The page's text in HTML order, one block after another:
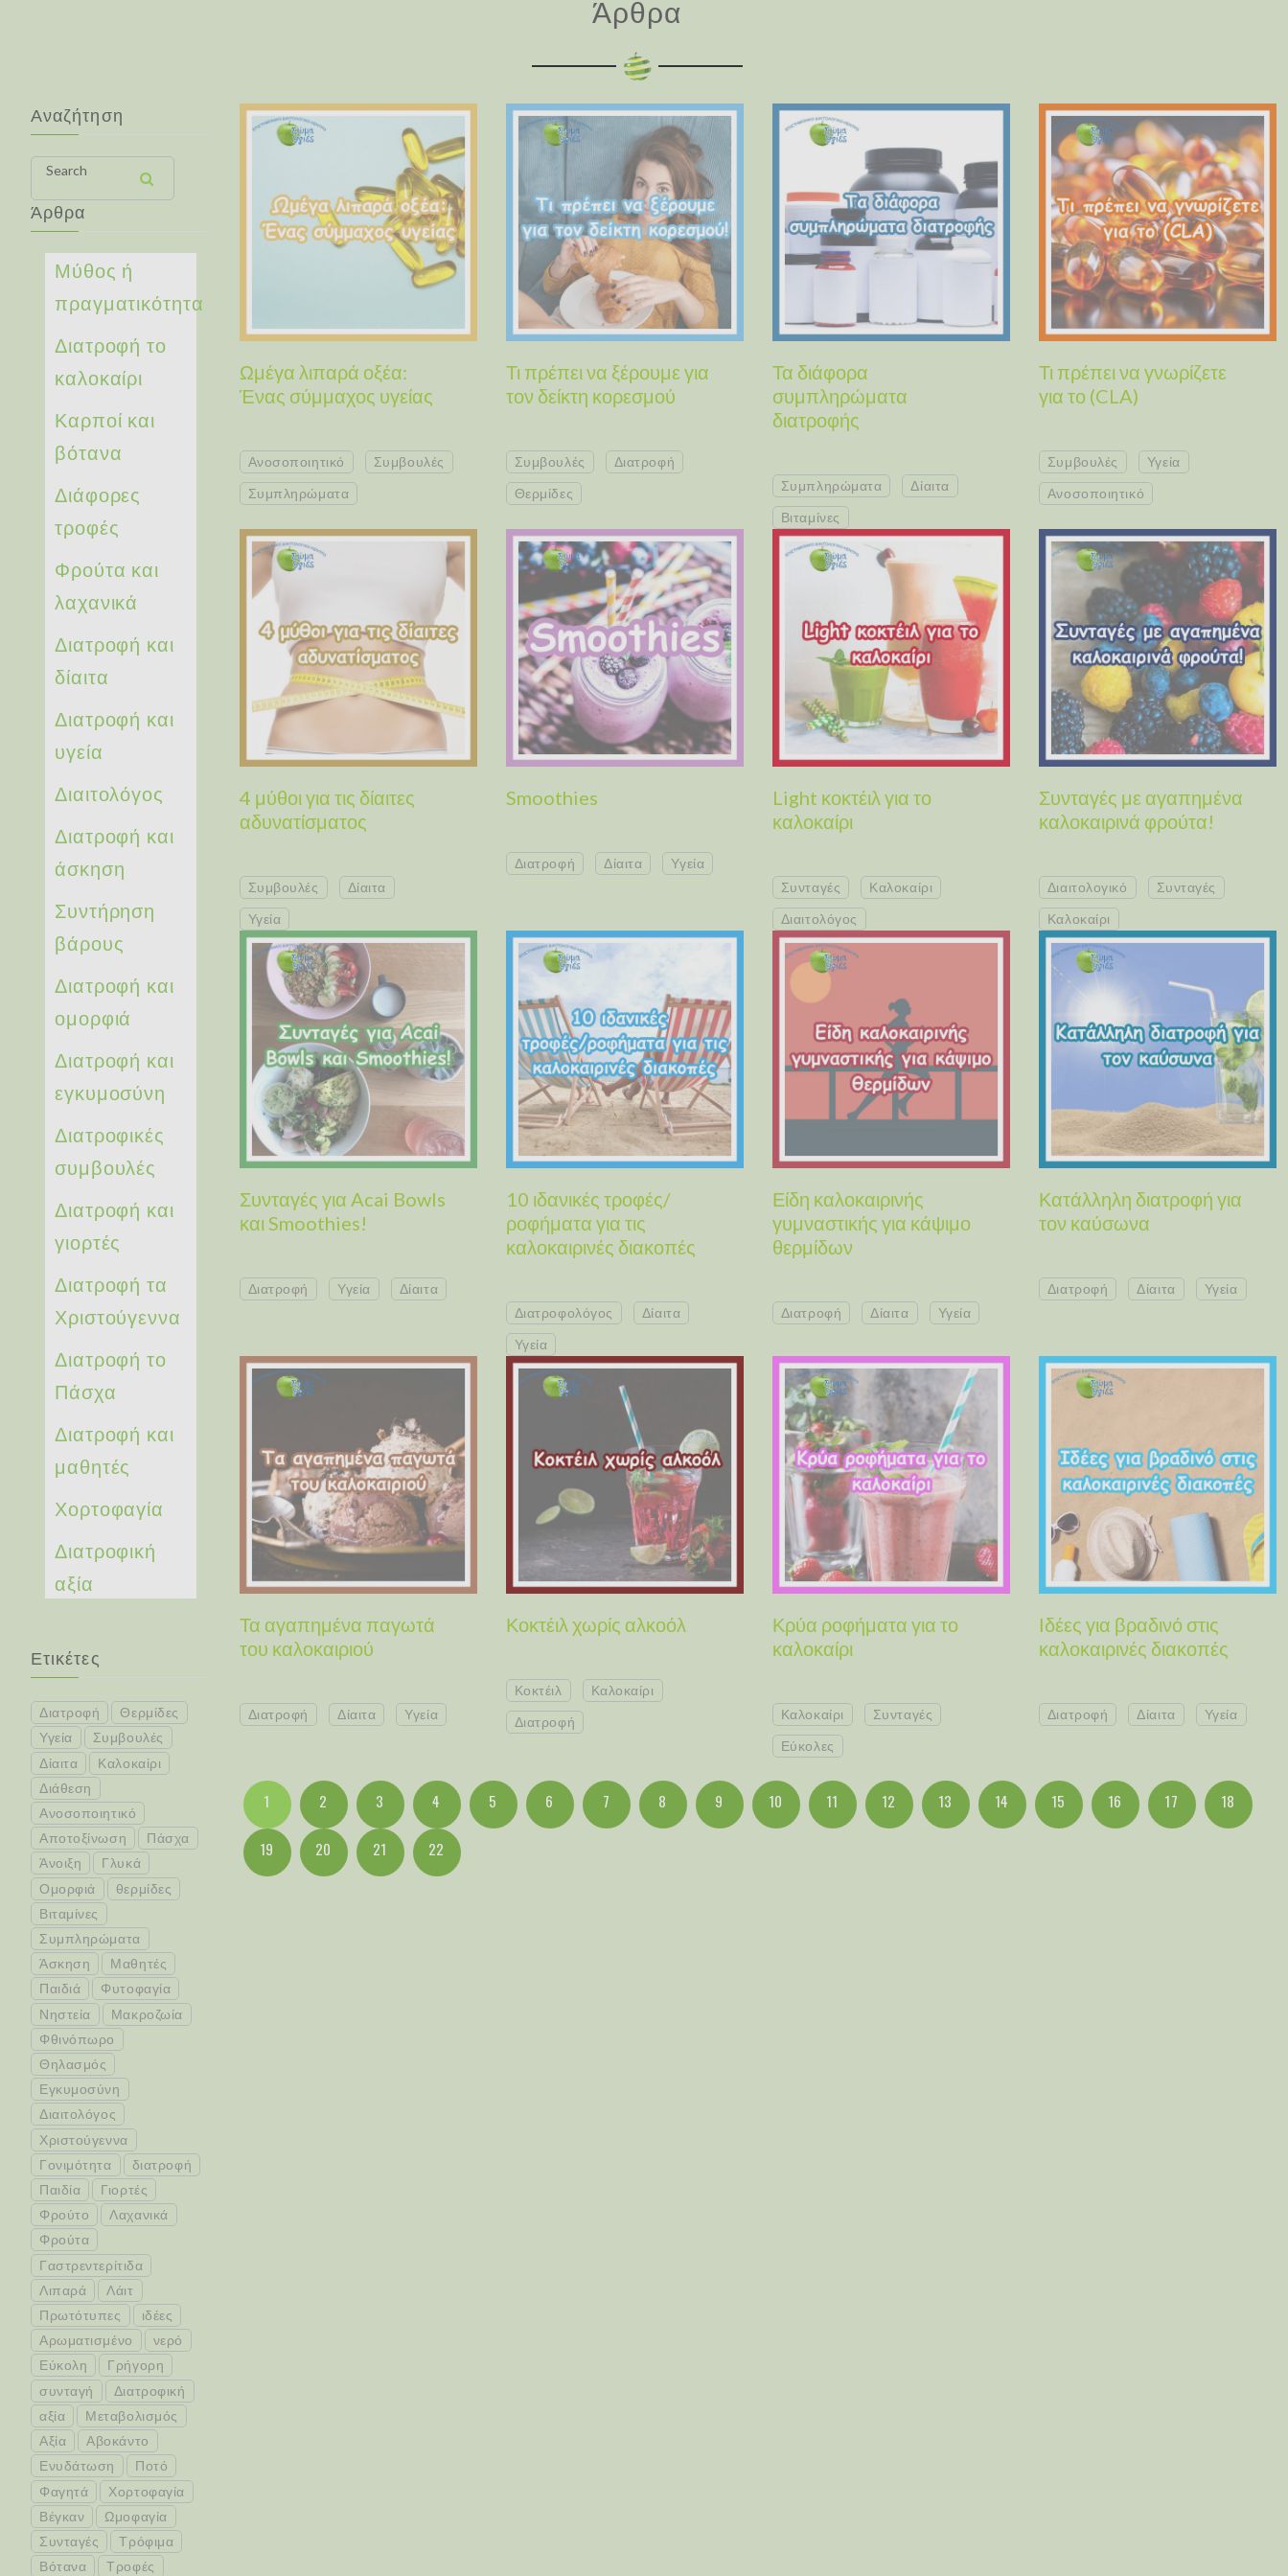
Άρθρα
Αναζήτηση
Search
Άρθρα
Μύθος ή
πραγματικότητα
Διατροφή το
καλοκαίρι
Καρποί και
βότανα
Διάφορες
τροφές
Φρούτα και
λαχανικά
Διατροφή και
δίαιτα
Διατροφή και
υγεία
Διαιτολόγος
Διατροφή και
άσκηση
Συντήρηση
βάρους
Διατροφή και
ομορφιά
Διατροφή και
εγκυμοσύνη
Διατροφικές
συμβουλές
Διατροφή και
γιορτές
Διατροφή τα
Χριστούγεννα
Διατροφή το
Πάσχα
Διατροφή και
μαθητές
Χορτοφαγία
Διατροφική
αξία
Ετικέτες
Διατροφή
Θερμίδες
Υγεία
Συμβουλές
Δίαιτα
Καλοκαίρι
Διάθεση
Ανοσοποιητικό
Αποτοξίνωση
Πάσχα
Άνοιξη
Γλυκά
Ομορφιά
θερμίδες
Βιταμίνες
Συμπληρώματα
Άσκηση
Μαθητές
Παιδιά
Φυτοφαγία
Νηστεία
Μακροζωία
Φθινόπωρο
Θηλασμός
Εγκυμοσύνη
Διαιτολόγος
Χριστούγεννα
Γονιμότητα
διατροφή
Παιδία
Γιορτές
Φρούτο
Λαχανικά
Φρούτα
Γαστρεντερίτιδα
Λιπαρά
Λάιτ
Πρωτότυπες
ιδέες
Αρωματισμένο
νερό
Εύκολη
Γρήγορη
συνταγή
Διατροφική
αξία
Μεταβολισμός
Αξία
Αβοκάντο
Ενυδάτωση
Ποτό
Φαγητά
Χορτοφαγία
Βέγκαν
Ωμοφαγία
Συνταγές
Τρόφιμα
Βότανα
Τροφές
Ωμέγα λιπαρά οξέα:
Ένας σύμμαχος υγείας
Ανοσοποιητικό
Συμβουλές
Συμπληρώματα
Τι πρέπει να ξέρουμε για
τον δείκτη κορεσμού
Συμβουλές
Διατροφή
Θερμίδες
Τα διάφορα
συμπληρώματα
διατροφής
Συμπληρώματα
Δίαιτα
Βιταμίνες
Τι πρέπει να γνωρίζετε
για το (CLA)
Συμβουλές
Υγεία
Ανοσοποιητικό
4 μύθοι για τις δίαιτες
αδυνατίσματος
Συμβουλές
Δίαιτα
Υγεία
Smoothies
Διατροφή Δίαιτα Υγεία
Light κοκτέιλ για το
καλοκαίρι
Συνταγές
Καλοκαίρι
Διαιτολόγος
Συνταγές με αγαπημένα
καλοκαιρινά φρούτα!
Διαιτολογικό
Συνταγές
Καλοκαίρι
Συνταγές για Acai Bowls
και Smoothies!
Διατροφή Υγεία Δίαιτα
10 ιδανικές τροφές/
ροφήματα για τις
καλοκαιρινές διακοπές
Διατροφολόγος
Δίαιτα
Υγεία
Είδη καλοκαιρινής
γυμναστικής για κάψιμο
θερμίδων
Διατροφή Δίαιτα Υγεία
Κατάλληλη διατροφή για
τον καύσωνα
Διατροφή Δίαιτα Υγεία
Τα αγαπημένα παγωτά
του καλοκαιριού
Διατροφή Δίαιτα Υγεία
Κοκτέιλ χωρίς αλκοόλ
Κοκτέιλ
Καλοκαίρι
Διατροφή
Κρύα ροφήματα για το
καλοκαίρι
Καλοκαίρι
Συνταγές
Εύκολες
Ιδέες για βραδινό στις
καλοκαιρινές διακοπές
Διατροφή Δίαιτα Υγεία
1 2 3 4 5 6 7 8 9 10 11 12 13 14 15 16 17 18
19 20 21 22